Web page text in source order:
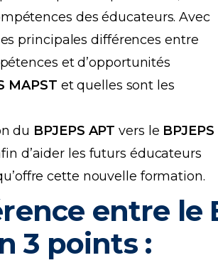
des éducateurs. Avec
principales différences entre
et d’opportunités
MAPST et quelles sont les
du BPJEPS APT vers le BPJEPS
d’aider les futurs éducateurs
cette nouvelle formation.
entre le
3 points :